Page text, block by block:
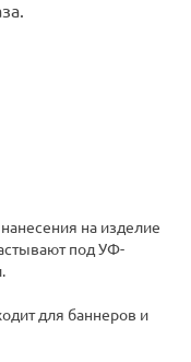
на изделие
под УФ-
для баннеров и